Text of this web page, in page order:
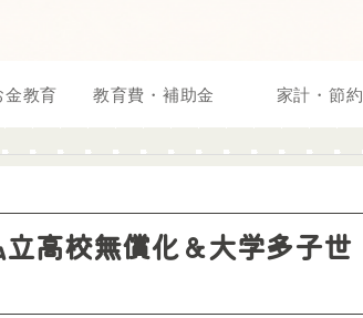
金教育 教育費・補助金 家計・節約
高校無償化＆大学多子世